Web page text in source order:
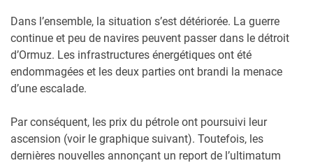
Dans l’ensemble, la situation s’est détériorée. La guerre
continue et peu de navires peuvent passer dans le détroit
d’Ormuz. Les infrastructures énergétiques ont été
endommagées et les deux parties ont brandi la menace
d’une escalade.
Par conséquent, les prix du pétrole ont poursuivi leur
ascension (voir le graphique suivant). Toutefois, les
dernières nouvelles annonçant un report de l’ultimatum